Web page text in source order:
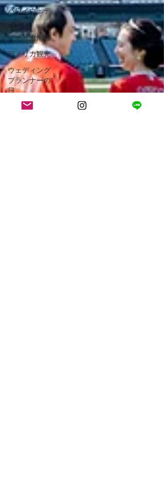
ハワイウェデ
ィング
アメリカ情報
アメリカ観光
ウェディング
プランナーの1
日
LA WEDDING